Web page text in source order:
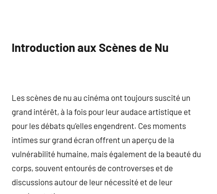
Introduction aux Scènes de Nu
Les scènes de nu au cinéma ont toujours suscité un
grand intérêt, à la fois pour leur audace artistique et
pour les débats qu’elles engendrent. Ces moments
intimes sur grand écran offrent un aperçu de la
vulnérabilité humaine, mais également de la beauté du
corps, souvent entourés de controverses et de
discussions autour de leur nécessité et de leur